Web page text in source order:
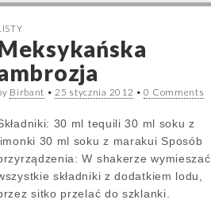
Birbant •25 stycznia 2012 •0 Comments
30 ml tequili 30 ml soku z
30 ml soku z marakui Sposób
W shakerze wymieszać
składniki z dodatkiem lodu,
sitko przelać do szklanki.